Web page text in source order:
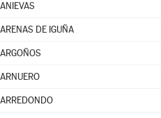
ANIEVAS
ARENAS DE IGUÑA
ARGOÑOS
ARNUERO
ARREDONDO